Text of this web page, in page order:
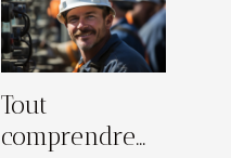
Tout
comprendre